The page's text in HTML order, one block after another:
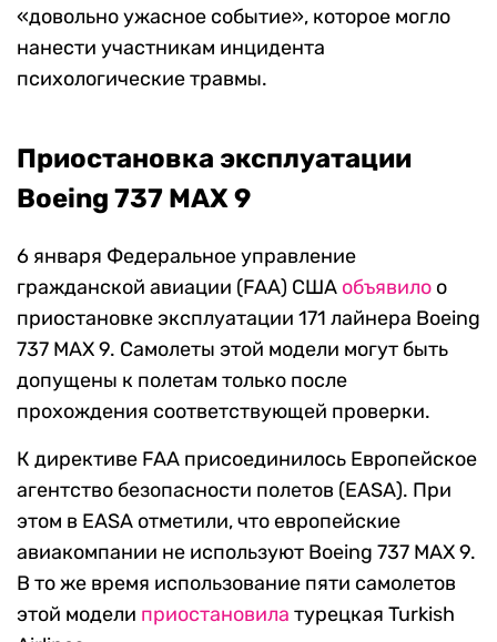
«довольно ужасное событие», которое могло
нанести участникам инцидента
психологические травмы.
Приостановка эксплуатации
Boeing 737 MAX 9
6 января Федеральное управление
гражданской авиации (FAA) США объявило о
приостановке эксплуатации 171 лайнера Boeing
737 MAX 9. Самолеты этой модели могут быть
допущены к полетам только после
прохождения соответствующей проверки.
К директиве FAA присоединилось Европейское
агентство безопасности полетов (EASA). При
этом в EASA отметили, что европейские
авиакомпании не используют Boeing 737 MAX 9.
В то же время использование пяти самолетов
этой модели приостановила турецкая Turkish